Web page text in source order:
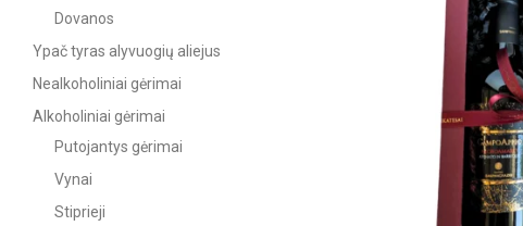
Dovanos
Ypač tyras alyvuogių aliejus
Nealkoholiniai gėrimai
Alkoholiniai gėrimai
Putojantys gėrimai
Vynai
Stiprieji